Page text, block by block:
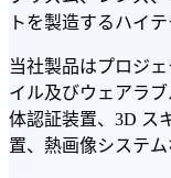
トを製造するハイテ
当社製品はプロジ
イル及びウェアラ
体認証装置、3D ス
置、熱画像システム